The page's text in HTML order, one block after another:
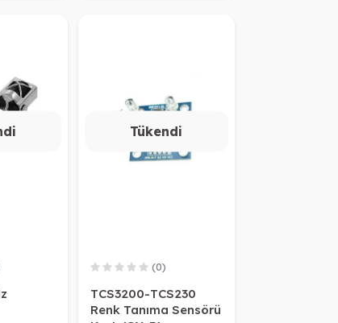
Tükendi
(0)
TCS3200-TCS230
Renk Tanıma Sensörü